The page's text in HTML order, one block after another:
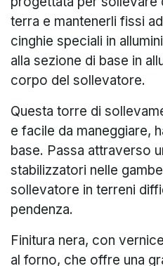
terra e mantenerli fissi
cinghie speciali in
alla sezione di base in
corpo del sollevatore.
Questa torre di
e facile da maneggiare,
base. Passa attraverso
stabilizzatori nelle
sollevatore in terreni
pendenza.
Finitura nera, con
al forno, che offre una